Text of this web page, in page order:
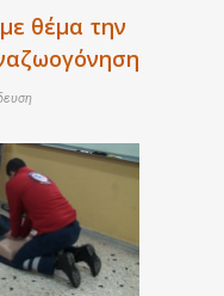
θέμα την